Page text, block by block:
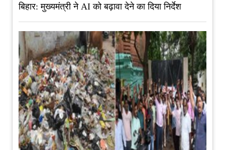
बिहार: मुख्यमंत्री ने AI को बढ़ावा देने का दिया निर्देश